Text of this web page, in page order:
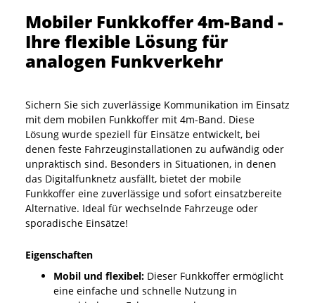
Mobiler Funkkoffer 4m-Band -
Ihre flexible Lösung für
analogen Funkverkehr
Sichern Sie sich zuverlässige Kommunikation im Einsatz
mit dem mobilen Funkkoffer mit 4m-Band. Diese
Lösung wurde speziell für Einsätze entwickelt, bei
denen feste Fahrzeuginstallationen zu aufwändig oder
unpraktisch sind. Besonders in Situationen, in denen
das Digitalfunknetz ausfällt, bietet der mobile
Funkkoffer eine zuverlässige und sofort einsatzbereite
Alternative. Ideal für wechselnde Fahrzeuge oder
sporadische Einsätze!
Eigenschaften
Mobil und flexibel: Dieser Funkkoffer ermöglicht
eine einfache und schnelle Nutzung in